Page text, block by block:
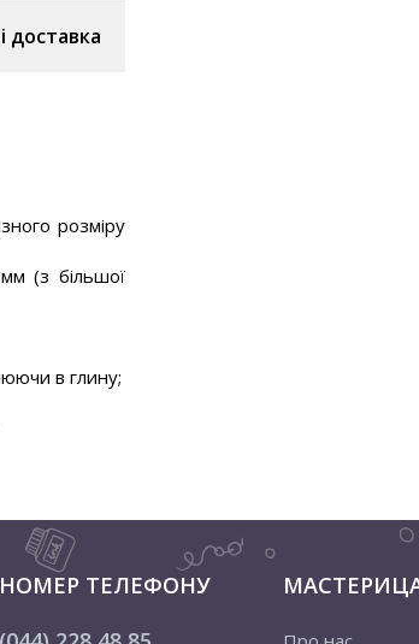
доставка
розміру
(з більшої
в глину;
НОМЕР ТЕЛЕФОНУ